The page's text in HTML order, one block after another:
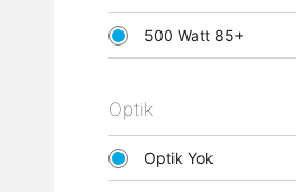
500 Watt 85+
Optik
Optik Yok